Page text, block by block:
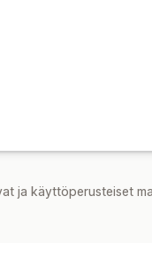
ja käyttöperusteiset